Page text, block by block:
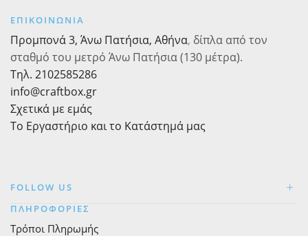
ΕΠΙΚΟΙΝΩΝΙΑ
Προμπονά 3, Άνω Πατήσια, Αθήνα, δίπλα από τον
σταθμό του μετρό Άνω Πατήσια (130 μέτρα).
Τηλ. 2102585286
info@craftbox.gr
Σχετικά με εμάς
Το Εργαστήριο και το Κατάστημά μας
FOLLOW US
ΠΛΗΡΟΦΟΡΙΕΣ
Τρόποι Πληρωμής